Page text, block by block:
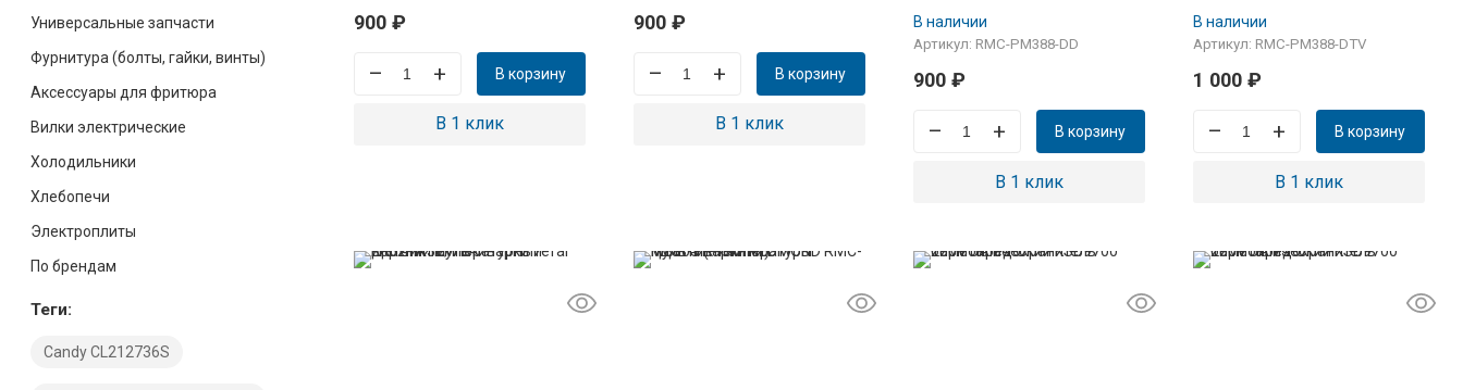
Универсальные запчасти
Фурнитура (болты, гайки, винты)
Аксессуары для фритюра
Вилки электрические
Холодильники
Хлебопечи
Электроплиты
По брендам
Теги:
Candy CL212736S
900 ₽
– + В корзину
В 1 клик
900 ₽
– + В корзину
В 1 клик
В наличии
Артикул: RMC-PM388-DD
900 ₽
– + В корзину
В 1 клик
В наличии
Артикул: RMC-PM388-DTV
1 000 ₽
– + В корзину
В 1 клик